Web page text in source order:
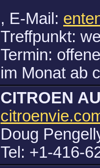
, E-Mail:
Treffpunkt:
Termin:
im Monat ab
CITROEN
Doug
Tel: +1-416-